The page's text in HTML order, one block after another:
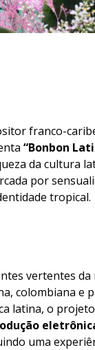
franco-
“Bonbon
da cultura
por
tropical.
vertentes da
colombiana e
latina, o
uma